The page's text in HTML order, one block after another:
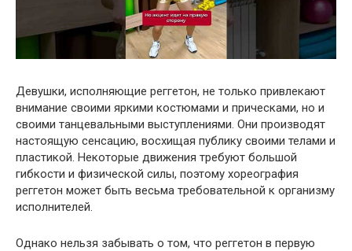
Девушки, исполняющие реггетон, не только привлекают
внимание своими яркими костюмами и прическами, но и
своими танцевальными выступлениями. Они производят
настоящую сенсацию, восхищая публику своими телами и
пластикой. Некоторые движения требуют большой
гибкости и физической силы, поэтому хореография
реггетон может быть весьма требовательной к организму
исполнителей.
Однако нельзя забывать о том, что реггетон в первую